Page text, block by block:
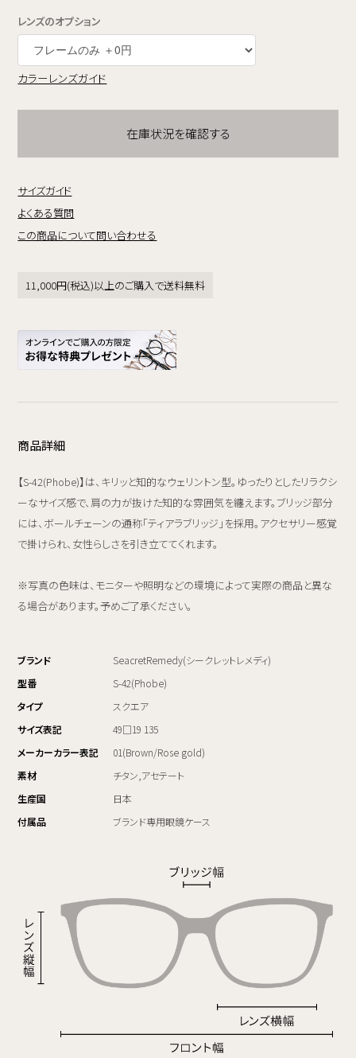
レンズのオプション
カラーレンズガイド
在庫状況を確認する
サイズガイド
よくある質問
この商品について問い合わせる
11,000円(税込)以上のご購入で送料無料
商品詳細
【S-42(Phobe)】は、キリッと知的なウェリントン型。ゆったりとしたリラクシ
ーなサイズ感で、肩の力が抜けた知的な雰囲気を纏えます。ブリッジ部分
には、ボールチェーンの通称「ティアラブリッジ」を採用。アクセサリー感覚
で掛けられ、女性らしさを引き立ててくれます。
※写真の色味は、モニターや照明などの環境によって実際の商品と異な
る場合があります。予めご了承ください。
ブランド
SeacretRemedy(シークレットレメディ)
型番
S-42(Phobe)
タイプ
スクエア
サイズ表記
49□19 135
メーカーカラー表記
01(Brown/Rose gold)
素材
チタン,アセテート
生産国
日本
付属品
ブランド専用眼鏡ケース